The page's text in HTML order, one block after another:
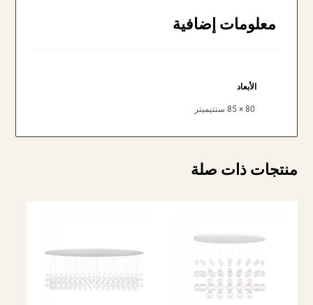
معلومات إضافية
الأبعاد
80 × 85 سنتيميتر
منتجات ذات صلة